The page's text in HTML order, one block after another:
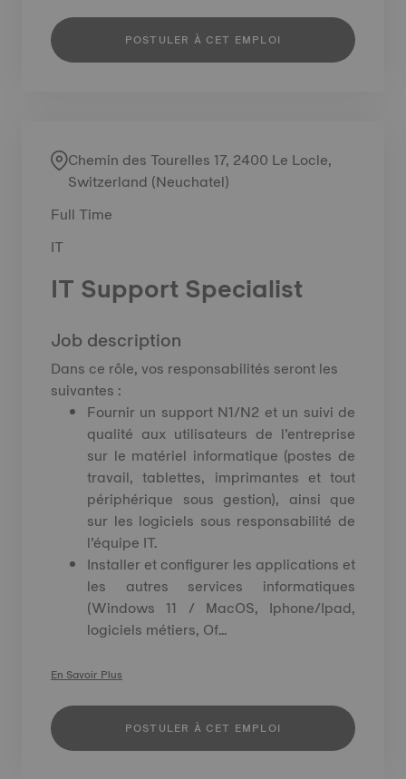
POSTULER À CET EMPLOI
Chemin des Tourelles 17, 2400 Le Locle,
Switzerland (Neuchatel)
Full Time
IT
IT Support Specialist
Job description
Dans ce rôle, vos responsabilités seront les
suivantes :
Fournir un support N1/N2 et un suivi de
qualité aux utilisateurs de l’entreprise
sur le matériel informatique (postes de
travail, tablettes, imprimantes et tout
périphérique sous gestion), ainsi que
sur les logiciels sous responsabilité de
l’équipe IT.
Installer et configurer les applications et
les autres services informatiques
(Windows 11 / MacOS, Iphone/Ipad,
logiciels métiers, Of...
En Savoir Plus
POSTULER À CET EMPLOI